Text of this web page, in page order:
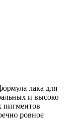
лака для
и высоко
пигментов
ровное